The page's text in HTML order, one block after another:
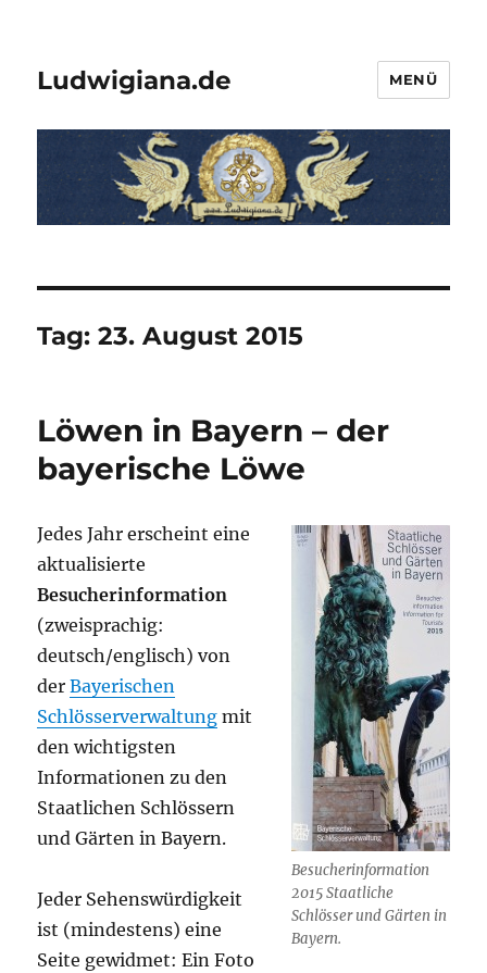
Ludwigiana.de MENÜ
Tag:23. August 2015
Löwen in Bayern – der
bayerische Löwe
Besucherinformation
2015 Staatliche
Schlösser und Gärten in
Bayern.
Jedes Jahr erscheint eine
aktualisierte
Besucherinformation
(zweisprachig:
deutsch/englisch) von
derBayerischen
Schlösserverwaltung mit
den wichtigsten
Informationen zu den
Staatlichen Schlössern
und Gärten in Bayern.
Jeder Sehenswürdigkeit
ist (mindestens) eine
Seite gewidmet: Ein Foto